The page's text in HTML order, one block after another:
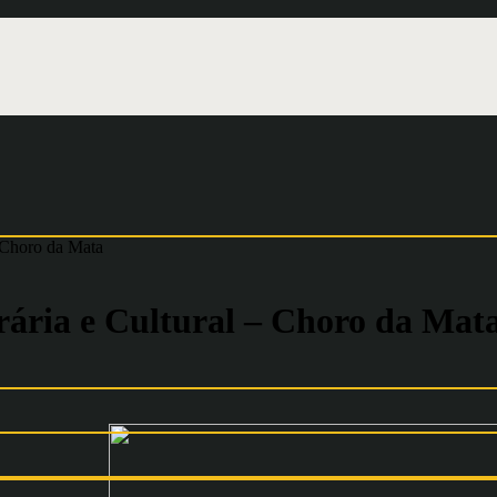
da Mata
e Cultural – Choro da